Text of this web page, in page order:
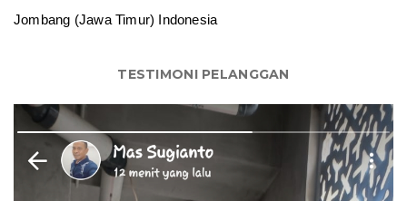
Jombang (Jawa Timur) Indonesia
TESTIMONI PELANGGAN